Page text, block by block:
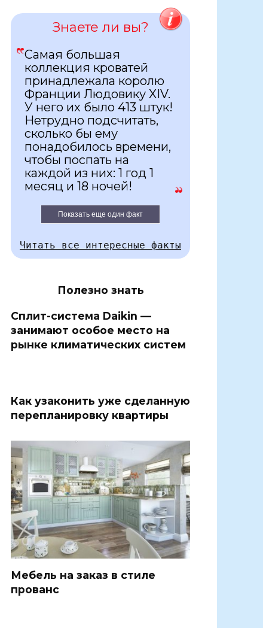
Знаете ли вы?
Самая большая
коллекция кроватей
принадлежала королю
Франции Людовику XIV.
У него их было 413 штук!
Нетрудно подсчитать,
сколько бы ему
понадобилось времени,
чтобы поспать на
каждой из них: 1 год 1
месяц и 18 ночей!
Показать еще один факт
Читать все интересные факты
Полезно знать
Сплит-система Daikin —
занимают особое место на
рынке климатических систем
Как узаконить уже сделанную
перепланировку квартиры
Мебель на заказ в стиле
прованс